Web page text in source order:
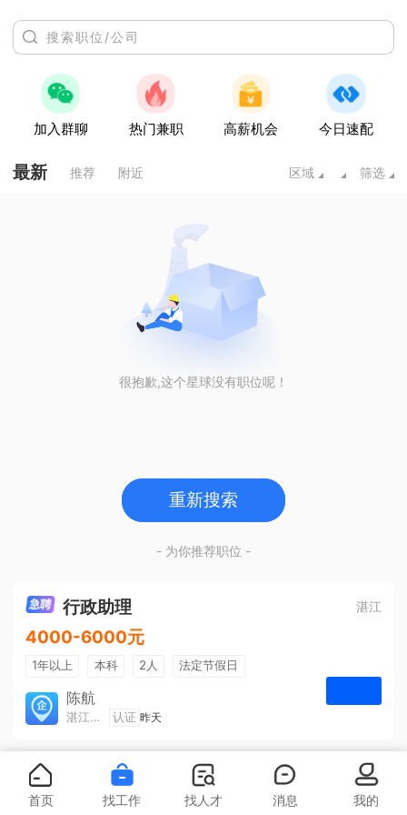
加入群聊 热门兼职 高薪机会 今日速配
最新 推荐 附近 区域 筛选
很抱歉,这个星球没有职位呢！
重新搜索
- 为你推荐职位 -
行政助理 湛江
4000-6000元
1年以上 本科 2人
法定节假日
包吃住
五险一金
陈航
湛江旅游集散中心有限公司 认证 昨天
首页 找工作 找人才 消息 我的